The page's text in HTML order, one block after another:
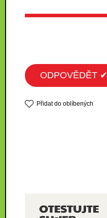
ODPOVĚDĚT ✔
Přidat do oblíbených